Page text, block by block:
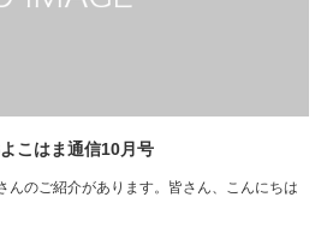
こはま通信10月号
んのご紹介があります。皆さん、こんにちは